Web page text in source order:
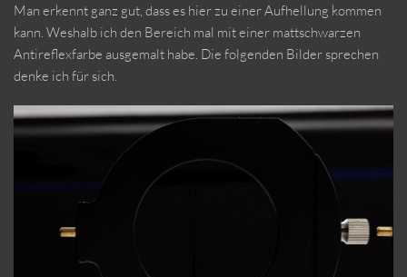
Man erkennt ganz gut, dass es hier zu einer Aufhellung kommen
kann. Weshalb ich den Bereich mal mit einer mattschwarzen
Antireflexfarbe ausgemalt habe. Die folgenden Bilder sprechen
denke ich für sich.